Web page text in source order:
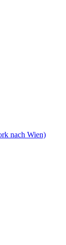
nach Wien)